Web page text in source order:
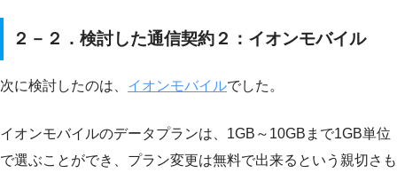
２－２．検討した通信契約２：イオンモバイル
次に検討したのは、 イオンモバイルでした。
イオンモバイルのデータプランは、1GB～10GBまで1GB単位
で選ぶことができ、プラン変更は無料で出来るという親切さも